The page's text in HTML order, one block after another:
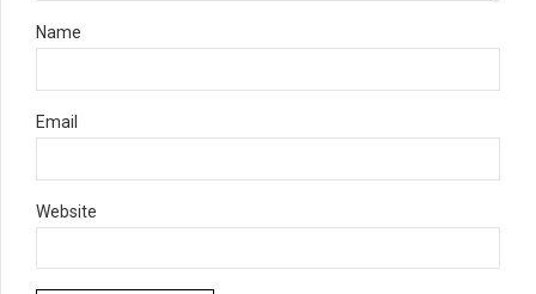
Name
Email
Website